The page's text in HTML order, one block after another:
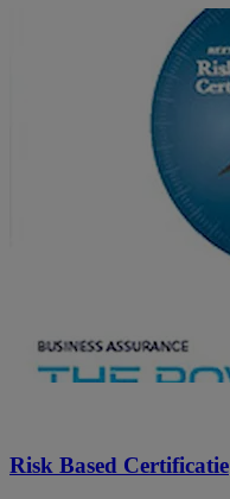
Risk Based Certificatie